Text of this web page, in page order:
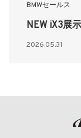
BMWセールス
NEW iX3展
2026.05.31